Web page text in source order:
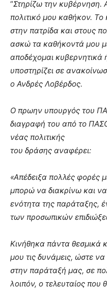
“Στηρίζω την κυβέρνηση.
πολιτικό μου καθήκον.
στην πατρίδα και στους
ασκώ τα καθήκοντά μου
αποδέχομαι
υποστηρίζει σε
ο Ανδρές Λοβέρδος.
Ο πρωην υπουργός του
διαγραφή του από το
νέας πολιτικής
του δράσης αναφέρει:
«Απέδειξα πολλές φορές
μπορώ να διακρίνω και
ενότητα της παράταξης,
των προσωπικών
Κινήθηκα πάντα θεσμικά
μου τις δυνάμεις, ώστε
στην παράταξή μας, σε
λοιπόν, ο τελευταίος που